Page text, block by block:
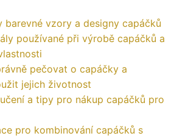
barevné vzory a designy capáčků
používané při výrobě capáčků a
pečovat o capáčky a
jejich životnost
a tipy pro nákup capáčků pro
pro kombinování capáčků s